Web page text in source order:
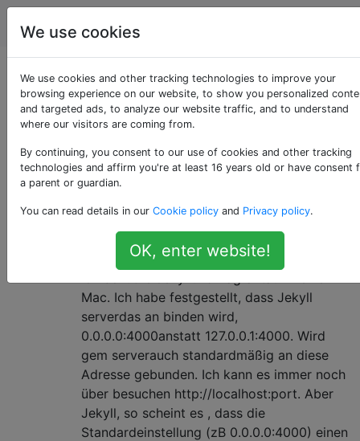
Programmierung
Als «jekyll» getaggte
Fragen
Jekyll ist ein blog-fähiger, statischer Site-Generator,
der in Ruby geschrieben wurde. Bitte lesen Sie
Was ist der Unterschied zwischen
0.0.0.0, 127.0.0.1 und localhost?
Mac. Ich habe festgestellt, dass Jekyll
serverdas an binden wird,
0.0.0.0:4000anstatt 127.0.0.1:4000. Wird
gem serverauch standardmäßig an diese
Adresse gebunden. Ich kann es immer noch
über besuchen http://localhost:port. Aber
Jekyll, so scheint es , dass die
Standardeinstellung (zB 0.0.0.0:4000) einen
We use cookies
We use cookies and other tracking technologies to improve your
browsing experience on our website, to show you personalized
and targeted ads, to analyze our website traffic, and to understand
where our visitors are coming from.
By continuing, you consent to our use of cookies and other tracking
technologies and affirm you're at least 16 years old or have consent
a parent or guardian.
You can read details in our Cookie policy and Privacy policy.
OK, enter website!